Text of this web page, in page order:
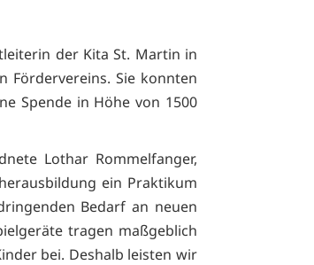
der Kita St. Martin in
Fördervereins. Sie konnten
Spende in Höhe von 1500
Lothar Rommelfanger,
ein Praktikum
Bedarf an neuen
tragen maßgeblich
bei. Deshalb leisten wir